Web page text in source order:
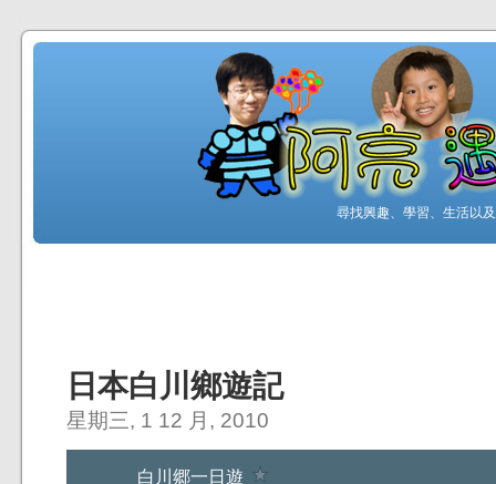
尋找興趣、學習、生活以
日本白川鄉遊記
星期三, 1 12 月, 2010